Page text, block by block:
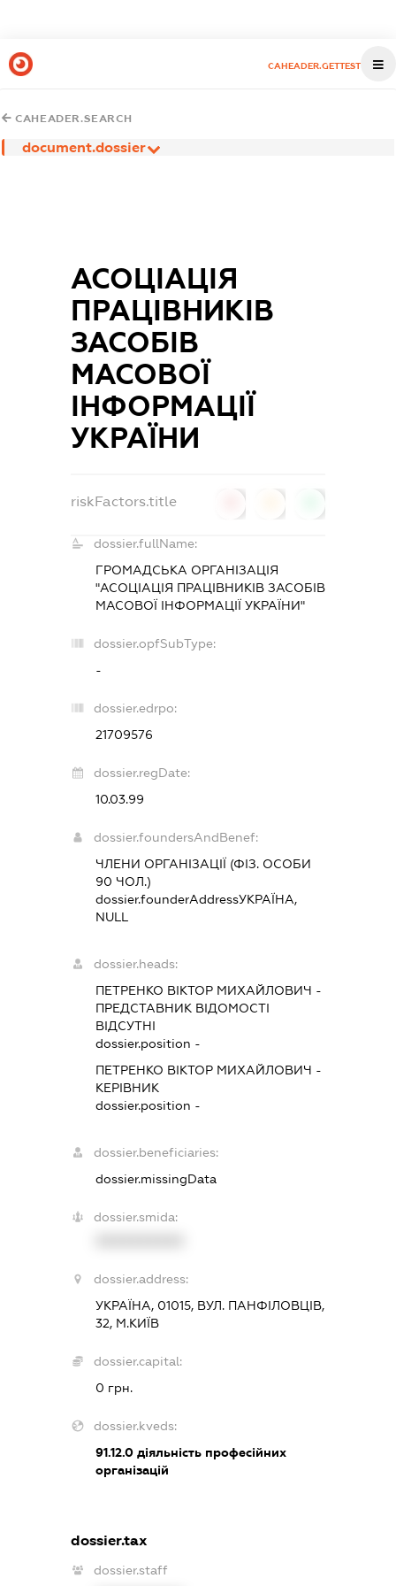
CAHEADER.GETTEST
CAHEADER.SEARCH
document.dossier
АСОЦІАЦІЯ
ПРАЦІВНИКІВ
ЗАСОБІВ
МАСОВОЇ
ІНФОРМАЦІЇ
УКРАЇНИ
riskFactors.title
dossier.fullName:
ГРОМАДСЬКА ОРГАНІЗАЦІЯ
"АСОЦІАЦІЯ ПРАЦІВНИКІВ ЗАСОБІВ
МАСОВОЇ ІНФОРМАЦІЇ УКРАЇНИ"
dossier.opfSubType:
-
dossier.edrpo:
21709576
dossier.regDate:
10.03.99
dossier.foundersAndBenef:
ЧЛЕНИ ОРГАНІЗАЦІЇ (ФІЗ. ОСОБИ
90 ЧОЛ.)
dossier.founderAddressУКРАЇНА,
NULL
dossier.heads:
ПЕТРЕНКО ВІКТОР МИХАЙЛОВИЧ -
ПРЕДСТАВНИК ВІДОМОСТІ
ВІДСУТНІ
dossier.position -
ПЕТРЕНКО ВІКТОР МИХАЙЛОВИЧ -
КЕРІВНИК
dossier.position -
dossier.beneficiaries:
dossier.missingData
dossier.smida:
dossier.address:
УКРАЇНА, 01015, ВУЛ. ПАНФІЛОВЦІВ,
32, М.КИЇВ
dossier.capital:
0 грн.
dossier.kveds:
91.12.0діяльність професійних
організацій
dossier.tax
dossier.staff